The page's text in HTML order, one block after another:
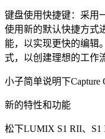
键盘使用快捷键：采用
使用新的默认快捷方式
能，以实现更快的编辑
式，以创建理想的工作
小子简单说明下Capture
新的特性和功能
松下LUMIX S1 RII、